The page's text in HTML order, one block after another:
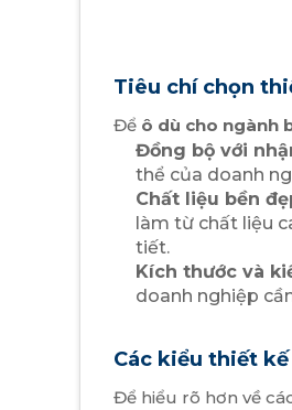
Tiêu chí chọn
Để ô dù cho ngành
Đồng bộ với
thể của doanh
Chất liệu bền
làm từ chất liệu
tiết.
Kích thước và
doanh nghiệp
Các kiểu thiết
Để hiểu rõ hơn về